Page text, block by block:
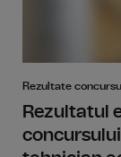
Rezultate
Rezultatul